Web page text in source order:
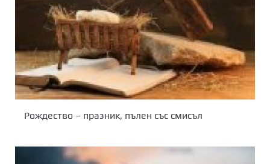
Рождество – празник, пълен със смисъл